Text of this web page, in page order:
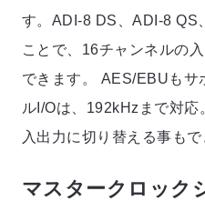
す。ADI-8 DS、ADI-8 QS
ことで、16チャンネルの
できます。 AES/EBUもサ
ルI/Oは、192kHzまで対
入出力に切り替える事もで
マスタークロック